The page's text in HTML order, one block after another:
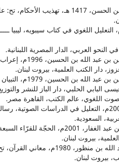
34. الطوسي، أبو جعفر محمد بن محمد بن الحسن، 1417 هـ، تهذيب
العبيدي، شعبان عوض محمد، 1999م، التعليل اللغوي في كتاب سيبويه، ليبيا ـــــ
37. العكبري، أبو البقاء عبد الله بن الحسين بن عبد الله بن الحسين، 1996م، إعراب
دار الكتب العلمية، بيروت لبنان.
38. العكبري، أبو البقاء عبد الله بن الحسين بن عبد الله بن
البابي الحلبي، دار الباز للنشر
40. الغامدي، عزة بنت سعد بن سعيد، 2004م، التعليل في الدراسات الصوتية،
السعودية.
41. الفارسي، أبو علي الحسن بن أحمد بن عبد الغفار، 2001م، الحجّة للقرّاء
بيروت لبنان.
42. الفراء، أبو زكريا يحيى بن زياد بن عبد الله بن منظور، 1980م، معاني
بيروت لبنان.